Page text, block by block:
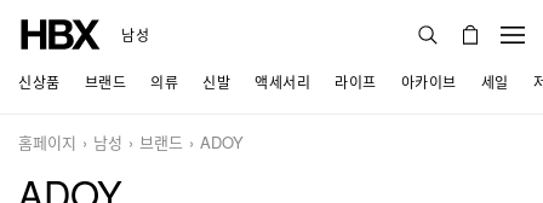
남성
신상품 브랜드 의류 신발 액세서리 라이프 아카이브 세일
홈페이지 남성 브랜드 ADOY